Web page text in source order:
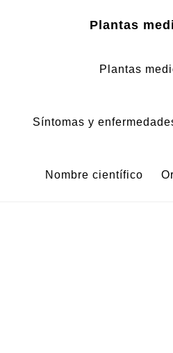
Plantas
Plantas
Síntomas y
Nombre científico